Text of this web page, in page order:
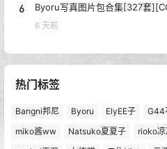
6 Byoru写真图片包合集[327套
6 天前
热门标签
Bangni邦尼 Byoru ElyEE子 G44
miko酱ww
Natsuko夏夏子 rioko